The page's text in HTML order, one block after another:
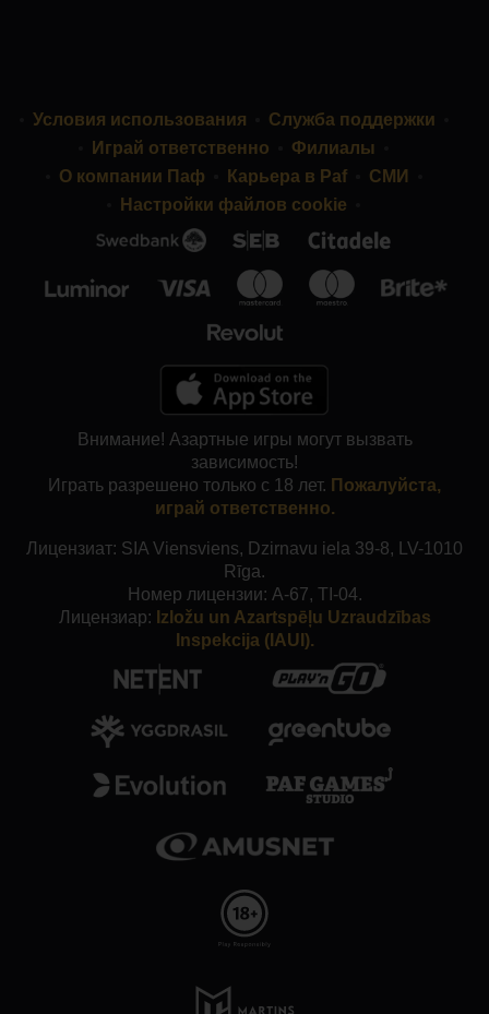
Условия использования
Служба поддержки
Играй ответственно
Филиалы
О компании Паф
Карьера в Paf
СМИ
Настройки файлов cookie
Внимание! Азартные игры могут вызвать
зависимость!
Играть разрешено только с 18 лет. Пожалуйста,
играй ответственно.
Лицензиат: SIA Viensviens, Dzirnavu iela 39-8, LV-1010
Rīga.
Номер лицензии: A-67, TI-04.
Лицензиар: Izložu un Azartspēļu Uzraudzības
Inspekcija (IAUI).